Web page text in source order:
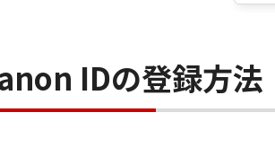
IDの登録方法